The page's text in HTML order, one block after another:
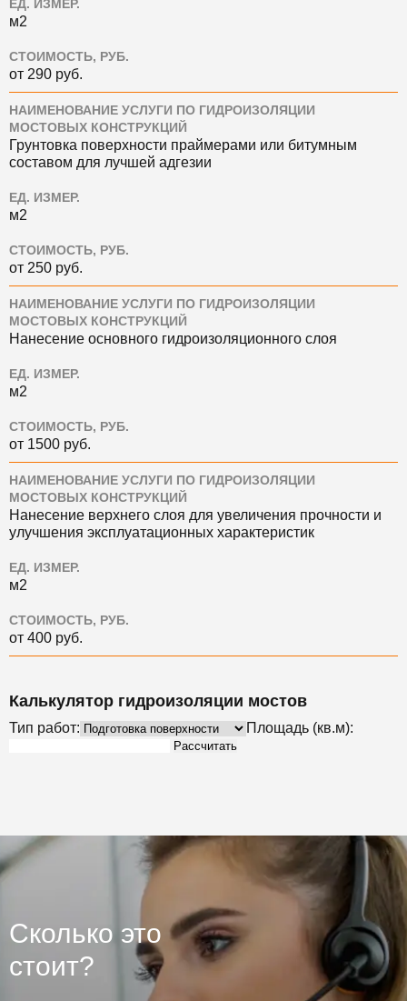
ЕД. ИЗМЕР.
м2
СТОИМОСТЬ, РУБ.
от 290 руб.
НАИМЕНОВАНИЕ УСЛУГИ ПО ГИДРОИЗОЛЯЦИИ
МОСТОВЫХ КОНСТРУКЦИЙ
Грунтовка поверхности праймерами или битумным
составом для лучшей адгезии
ЕД. ИЗМЕР.
м2
СТОИМОСТЬ, РУБ.
от 250 руб.
НАИМЕНОВАНИЕ УСЛУГИ ПО ГИДРОИЗОЛЯЦИИ
МОСТОВЫХ КОНСТРУКЦИЙ
Нанесение основного гидроизоляционного слоя
ЕД. ИЗМЕР.
м2
СТОИМОСТЬ, РУБ.
от 1500 руб.
НАИМЕНОВАНИЕ УСЛУГИ ПО ГИДРОИЗОЛЯЦИИ
МОСТОВЫХ КОНСТРУКЦИЙ
Нанесение верхнего слоя для увеличения прочности и
улучшения эксплуатационных характеристик
ЕД. ИЗМЕР.
м2
СТОИМОСТЬ, РУБ.
от 400 руб.
Калькулятор гидроизоляции мостов
Тип работ: Площадь (кв.м):
Рассчитать
Сколько это
стоит?